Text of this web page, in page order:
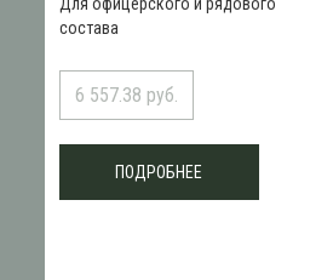
состава
6 557.38 руб.
ПОДРОБНЕЕ